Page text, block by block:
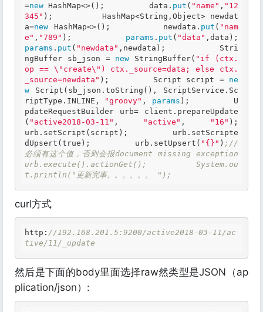
=new HashMap<>();         data. put ( "name" , "12
345" );          HashMap<String,Object> newdat
a=new HashMap<>();         newdata. put ( "nam
e" , "789" ); params . put ( "data"
params . put ( "newdata" ,newdata);           Stri
ngBuffer sb_json = new StringBuffer( "if (ctx.
op == \"create\") ctx._source=data; else ctx.
_source=newdata" );         Script script = ne
w Script(sb_json.toString(), ScriptService.Sc
riptType.INLINE,
"groovy" , params );         U
pdateRequestBuilder urb= client.prepareUpdate
( "active2018-03-11" , "active" , "16" );
urb.setScript(script);         urb.setScripte
dUpsert( true );         urb.setUpsert( "{}" ) ;//
必须有这个值，否则会报document missing exception
urb.execute().actionGet();         System.ou
t.println("更新完事。。。。。。 ");
curl方式
http: //192.168.201.5:9200/active2018-03-11/ac
tive/11/_update
然后是下面的body里面选择raw然类型是JSON（ap
plication/json）: